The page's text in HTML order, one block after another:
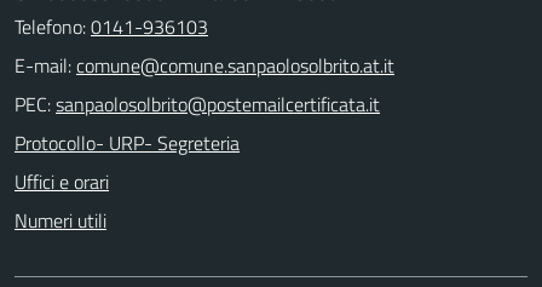
Telefono:0141-936103
E-mail:
PEC:
Protocollo- URP- Segreteria
Uffici e orari
Numeri utili